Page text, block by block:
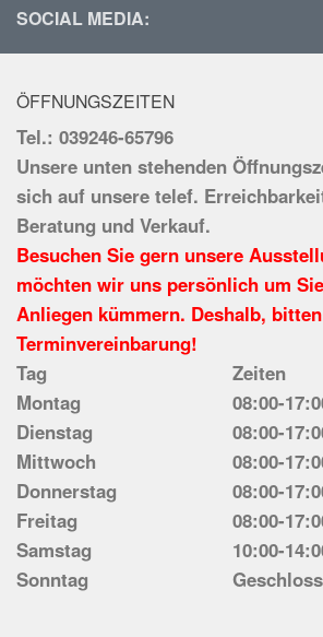
SOCIAL MEDIA:
ÖFFNUNGSZEITEN
Tel.: 039246-65796
Unsere unten stehenden
sich auf unsere telef.
Beratung und Verkauf.
Besuchen Sie gern unsere
möchten wir uns persönlich um
Anliegen kümmern. Deshalb,
Terminvereinbarung!
Tag
Zeiten
Montag
08:00-
Dienstag
08:00-
Mittwoch
08:00-
Donnerstag
08:00-
Freitag
08:00-
Samstag
10:00-
Sonntag